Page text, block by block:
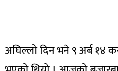
अघिल्लो दिन भने ९ अर्ब १४